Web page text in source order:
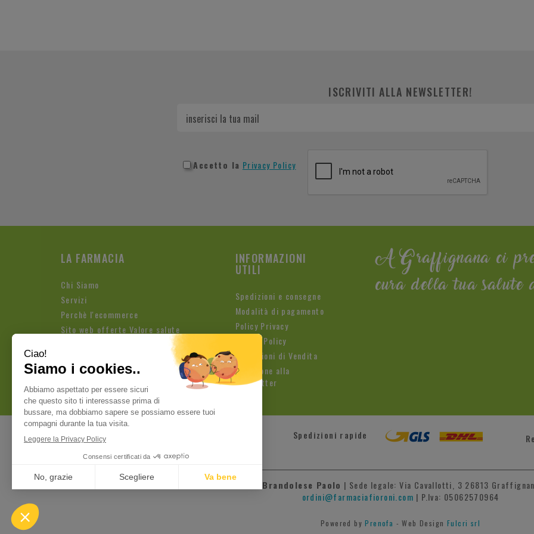
ISCRIVITI ALLA NEWSLETTER!
Accetto la Privacy Policy
A Graffignana ci
cura della tua salute
LA FARMACIA
Chi Siamo
Servizi
Perchè l'ecommerce
Sito web offerte Valore salute
INFORMAZIONI
UTILI
Spedizioni e consegne
Modalità di pagamento
Policy Privacy
Cookie Policy
Condizioni di Vendita
Iscrizione alla
Newsletter
Pagamenti sicuri Spedizioni rapide
Farmacia Fioroni di Brandolese Paolo | Sede legale: Via Cavallotti, 3 26813
ordini@farmaciafioroni.com | P.Iva: 05062570964
Powered byPrenofa - Web Design Fulcri srl